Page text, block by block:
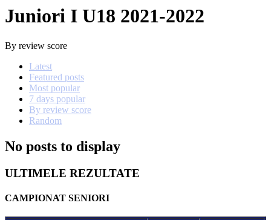
Juniori I U18 2021-2022
By review score
Latest
Featured posts
Most popular
7 days popular
By review score
Random
No posts to display
ULTIMELE REZULTATE
CAMPIONAT SENIORI